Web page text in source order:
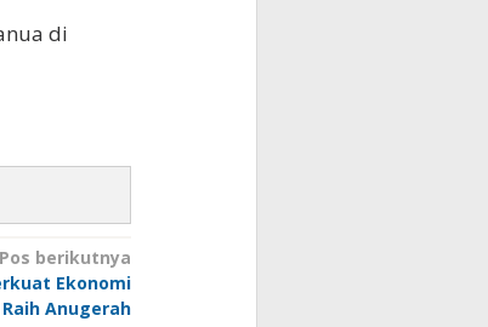
di
Pos berikutnya
Ekonomi
Anugerah